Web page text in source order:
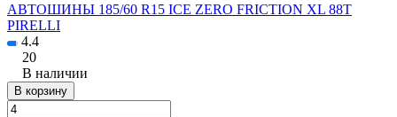
АВТОШИНЫ 185/60 R15 ICE ZERO FRICTION XL 88T
PIRELLI
4.4
20
В наличии
В корзину